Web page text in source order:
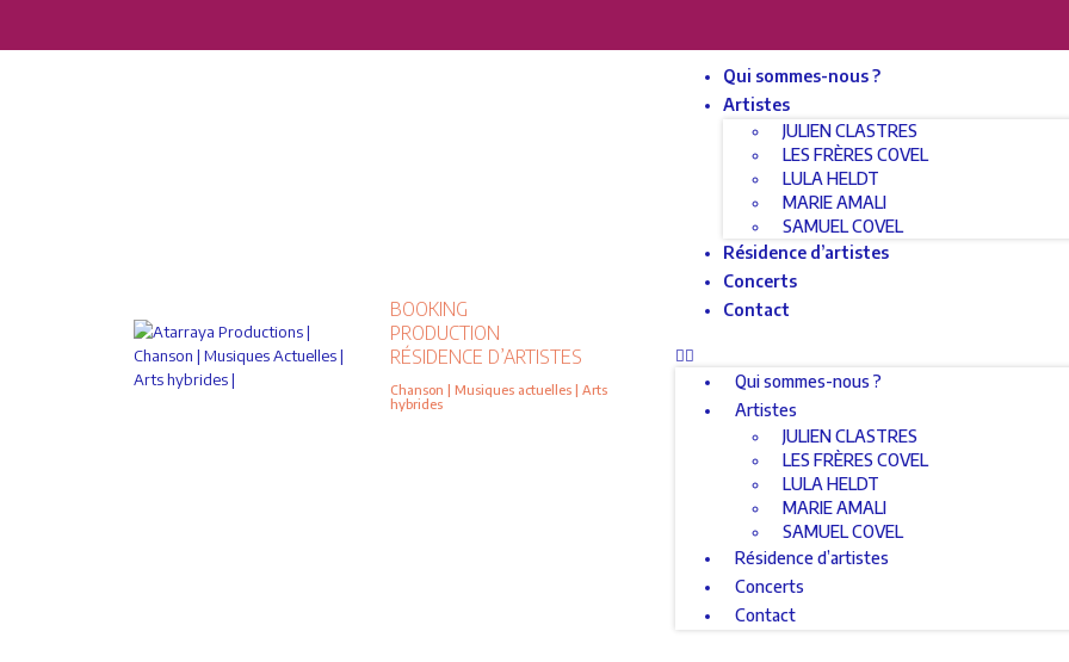
BOOKING
PRODUCTION
RÉSIDENCE D’ARTISTES
Chanson | Musiques actuelles | Arts
hybrides
Qui sommes-nous ?
Artistes
JULIEN CLASTRES
LES FRÈRES COVEL
LULA HELDT
MARIE AMALI
SAMUEL COVEL
Résidence d’artistes
Concerts
Contact
Qui sommes-nous ?
Artistes
JULIEN CLASTRES
LES FRÈRES COVEL
LULA HELDT
MARIE AMALI
SAMUEL COVEL
Résidence d’artistes
Concerts
Contact